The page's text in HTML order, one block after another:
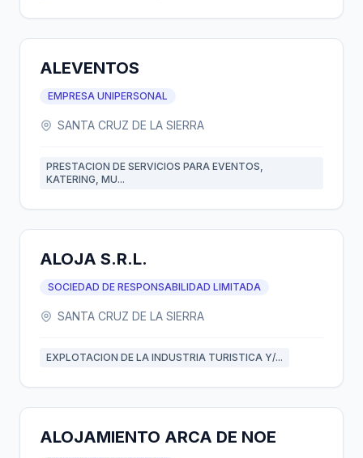
ALEVENTOS
EMPRESA UNIPERSONAL
SANTA CRUZ DE LA SIERRA
PRESTACION DE SERVICIOS PARA EVENTOS,
KATERING, MU...
ALOJA S.R.L.
SOCIEDAD DE RESPONSABILIDAD LIMITADA
SANTA CRUZ DE LA SIERRA
EXPLOTACION DE LA INDUSTRIA TURISTICA Y/...
ALOJAMIENTO ARCA DE NOE